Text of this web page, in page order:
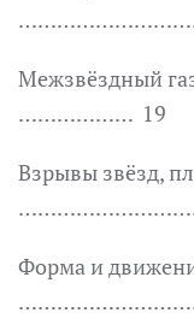
Межзвёздный
……………… 19
Взрывы звёзд,
………………………
Форма и